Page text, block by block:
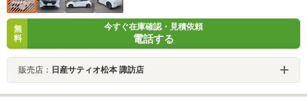
無
料
今すぐ在庫確認・見積依頼
電話する
販売店： 日産サティオ松本 諏訪店